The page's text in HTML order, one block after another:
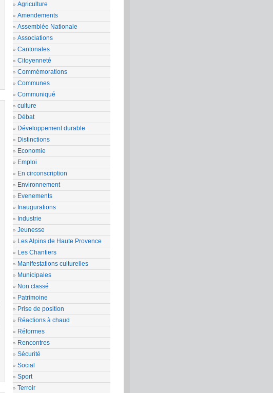
Agriculture
Amendements
Assemblée Nationale
Associations
Cantonales
Citoyenneté
Commémorations
Communes
Communiqué
culture
Débat
Développement durable
Distinctions
Economie
Emploi
En circonscription
Environnement
Evenements
Inaugurations
Industrie
Jeunesse
Les Alpins de Haute Provence
Les Chantiers
Manifestations culturelles
Municipales
Non classé
Patrimoine
Prise de position
Réactions à chaud
Réformes
Rencontres
Sécurité
Social
Sport
Terroir